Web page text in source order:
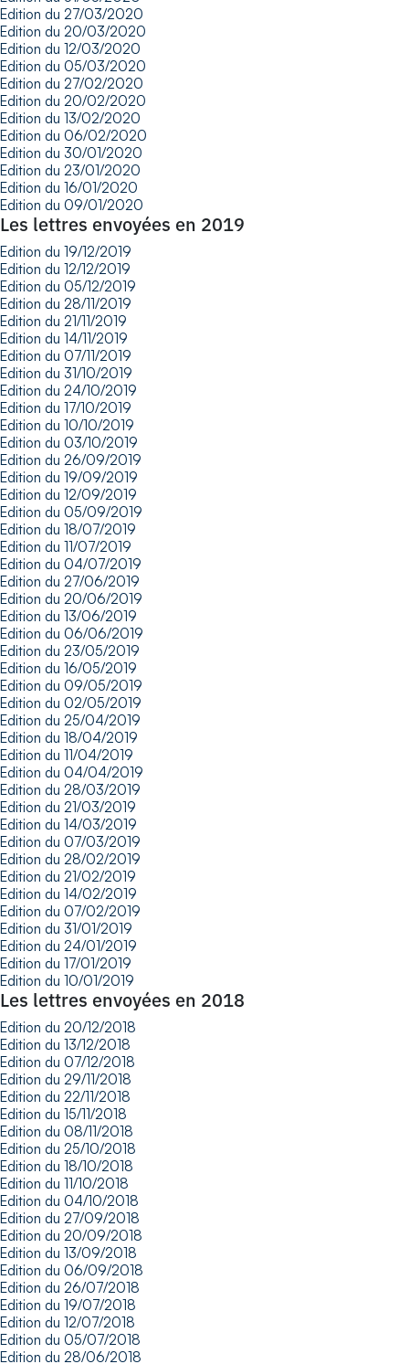
Edition du 27/03/2020
Edition du 20/03/2020
Edition du 12/03/2020
Edition du 05/03/2020
Edition du 27/02/2020
Edition du 20/02/2020
Edition du 13/02/2020
Edition du 06/02/2020
Edition du 30/01/2020
Edition du 23/01/2020
Edition du 16/01/2020
Edition du 09/01/2020
Les lettres envoyées en 2019
Edition du 19/12/2019
Edition du 12/12/2019
Edition du 05/12/2019
Edition du 28/11/2019
Edition du 21/11/2019
Edition du 14/11/2019
Edition du 07/11/2019
Edition du 31/10/2019
Edition du 24/10/2019
Edition du 17/10/2019
Edition du 10/10/2019
Edition du 03/10/2019
Edition du 26/09/2019
Edition du 19/09/2019
Edition du 12/09/2019
Edition du 05/09/2019
Edition du 18/07/2019
Edition du 11/07/2019
Edition du 04/07/2019
Edition du 27/06/2019
Edition du 20/06/2019
Edition du 13/06/2019
Edition du 06/06/2019
Edition du 23/05/2019
Edition du 16/05/2019
Edition du 09/05/2019
Edition du 02/05/2019
Edition du 25/04/2019
Edition du 18/04/2019
Edition du 11/04/2019
Edition du 04/04/2019
Edition du 28/03/2019
Edition du 21/03/2019
Edition du 14/03/2019
Edition du 07/03/2019
Edition du 28/02/2019
Edition du 21/02/2019
Edition du 14/02/2019
Edition du 07/02/2019
Edition du 31/01/2019
Edition du 24/01/2019
Edition du 17/01/2019
Edition du 10/01/2019
Les lettres envoyées en 2018
Edition du 20/12/2018
Edition du 13/12/2018
Edition du 07/12/2018
Edition du 29/11/2018
Edition du 22/11/2018
Edition du 15/11/2018
Edition du 08/11/2018
Edition du 25/10/2018
Edition du 18/10/2018
Edition du 11/10/2018
Edition du 04/10/2018
Edition du 27/09/2018
Edition du 20/09/2018
Edition du 13/09/2018
Edition du 06/09/2018
Edition du 26/07/2018
Edition du 19/07/2018
Edition du 12/07/2018
Edition du 05/07/2018
Edition du 28/06/2018